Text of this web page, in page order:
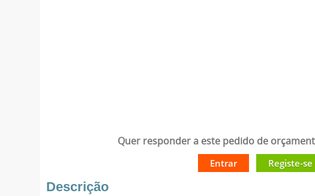
Quer responder a este pedido de
Entrar Registe-
Descrição